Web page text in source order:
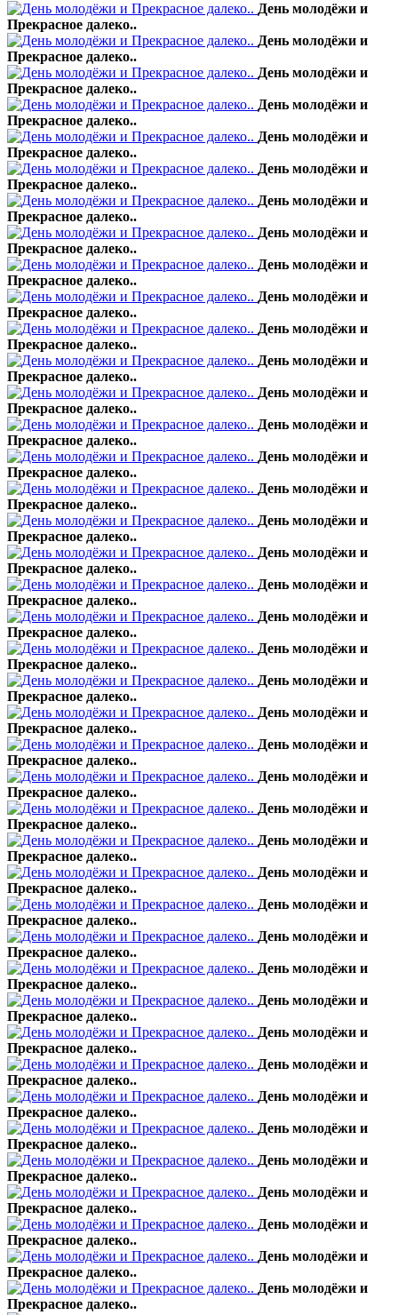
День молодёжи и
Прекрасное далеко..
День молодёжи и
Прекрасное далеко..
День молодёжи и
Прекрасное далеко..
День молодёжи и
Прекрасное далеко..
День молодёжи и
Прекрасное далеко..
День молодёжи и
Прекрасное далеко..
День молодёжи и
Прекрасное далеко..
День молодёжи и
Прекрасное далеко..
День молодёжи и
Прекрасное далеко..
День молодёжи и
Прекрасное далеко..
День молодёжи и
Прекрасное далеко..
День молодёжи и
Прекрасное далеко..
День молодёжи и
Прекрасное далеко..
День молодёжи и
Прекрасное далеко..
День молодёжи и
Прекрасное далеко..
День молодёжи и
Прекрасное далеко..
День молодёжи и
Прекрасное далеко..
День молодёжи и
Прекрасное далеко..
День молодёжи и
Прекрасное далеко..
День молодёжи и
Прекрасное далеко..
День молодёжи и
Прекрасное далеко..
День молодёжи и
Прекрасное далеко..
День молодёжи и
Прекрасное далеко..
День молодёжи и
Прекрасное далеко..
День молодёжи и
Прекрасное далеко..
День молодёжи и
Прекрасное далеко..
День молодёжи и
Прекрасное далеко..
День молодёжи и
Прекрасное далеко..
День молодёжи и
Прекрасное далеко..
День молодёжи и
Прекрасное далеко..
День молодёжи и
Прекрасное далеко..
День молодёжи и
Прекрасное далеко..
День молодёжи и
Прекрасное далеко..
День молодёжи и
Прекрасное далеко..
День молодёжи и
Прекрасное далеко..
День молодёжи и
Прекрасное далеко..
День молодёжи и
Прекрасное далеко..
День молодёжи и
Прекрасное далеко..
День молодёжи и
Прекрасное далеко..
День молодёжи и
Прекрасное далеко..
День молодёжи и
Прекрасное далеко..